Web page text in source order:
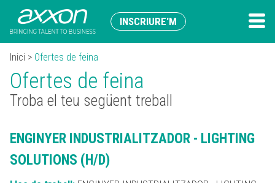
INSCRIURE'M
Inici > Ofertes de feina
Ofertes de feina
Troba el teu següent treball
ENGINYER INDUSTRIALITZADOR - LIGHTING
SOLUTIONS (H/D)